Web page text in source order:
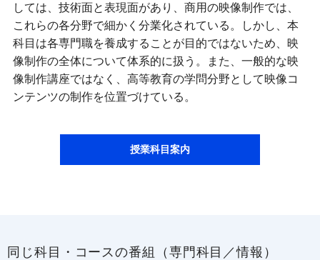
しては、技術面と表現面があり、商用の映像制作では、
これらの各分野で細かく分業化されている。しかし、本
科目は各専門職を養成することが目的ではないため、映
像制作の全体について体系的に扱う。また、一般的な映
像制作講座ではなく、高等教育の学問分野として映像コ
ンテンツの制作を位置づけている。
授業科目案内
同じ科目・コースの番組（専門科目／情報）